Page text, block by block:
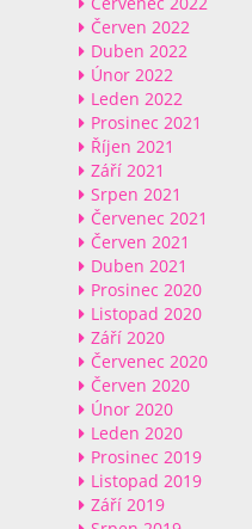
Červen 2022
Duben 2022
Únor 2022
Leden 2022
Prosinec 2021
Říjen 2021
Září 2021
Srpen 2021
Červenec 2021
Červen 2021
Duben 2021
Prosinec 2020
Listopad 2020
Září 2020
Červenec 2020
Červen 2020
Únor 2020
Leden 2020
Prosinec 2019
Listopad 2019
Září 2019